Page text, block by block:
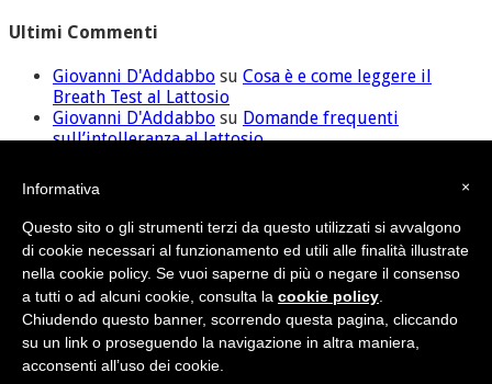
Ultimi Commenti
Giovanni D'Addabbo su Cosa è e come leggere il
Breath Test al Lattosio
Giovanni D'Addabbo su Domande frequenti
sull’intolleranza al lattosio
lattosio
Davidsu
Lattosio
Giovanni D'AddabbosuDomande frequenti
sull’intolleranza al lattosio
Credit •Sitemap
© Nutras Srl - Via della Pace, 279 - 62100 Macerata (MC) | P.IVA
02038670432
×
Informativa
Questo sito o gli strumenti terzi da questo utilizzati si avvalgono
di cookie necessari al funzionamento ed utili alle finalità illustrate
nella cookie policy. Se vuoi saperne di più o negare il consenso
a tutti o ad alcuni cookie, consulta la cookie policy
Chiudendo questo banner, scorrendo questa pagina, cliccando
su un link o proseguendo la navigazione in altra maniera,
acconsenti all’uso dei cookie.